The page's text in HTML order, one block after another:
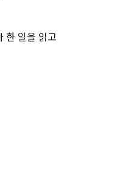
한 일을 읽고